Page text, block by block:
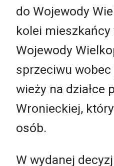
do Wojewody
kolei
Wojewody
sprzeciwu
wieży na działce
Wronieckiej,
osób.
W wydanej